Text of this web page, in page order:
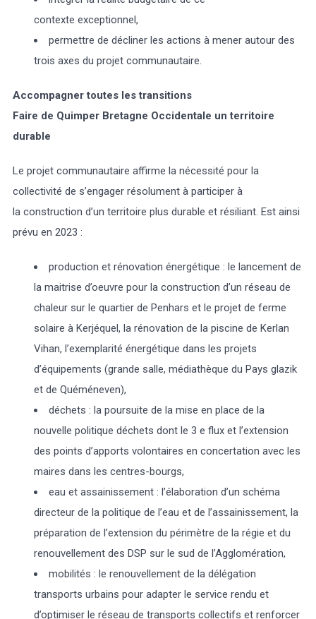
contexte exceptionnel,
permettre de décliner les actions à mener autour des
trois axes du projet communautaire.
Accompagner toutes les transitions
Faire de Quimper Bretagne Occidentale un territoire
durable
Le projet communautaire affirme la nécessité pour la
collectivité de s’engager résolument à participer à
la construction d’un territoire plus durable et résiliant. Est ainsi
prévu en 2023 :
production et rénovation énergétique : le lancement de
la maitrise d’oeuvre pour la construction d’un réseau de
chaleur sur le quartier de Penhars et le projet de ferme
solaire à Kerjéquel, la rénovation de la piscine de Kerlan
Vihan, l’exemplarité énergétique dans les projets
d’équipements (grande salle, médiathèque du Pays glazik
et de Quéméneven),
déchets : la poursuite de la mise en place de la
nouvelle politique déchets dont le 3 e flux et l’extension
des points d’apports volontaires en concertation avec les
maires dans les centres-bourgs,
eau et assainissement : l’élaboration d’un schéma
directeur de la politique de l’eau et de l’assainissement, la
préparation de l’extension du périmètre de la régie et du
renouvellement des DSP sur le sud de l’Agglomération,
mobilités : le renouvellement de la délégation
transports urbains pour adapter le service rendu et
d’optimiser le réseau de transports collectifs et renforcer